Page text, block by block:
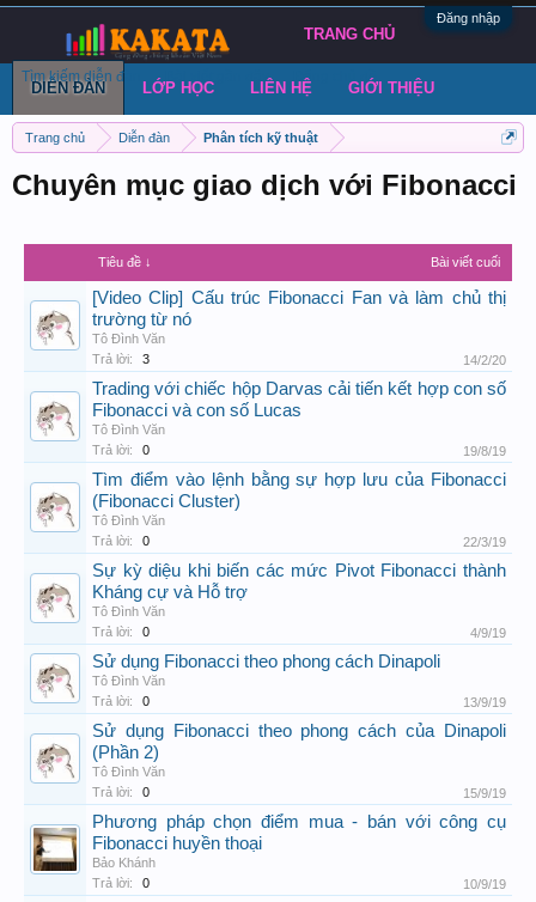
Đăng nhập
Trang chủ Diễn đàn Phân tích kỹ thuật
Chuyên mục giao dịch với Fibonacci
Tiêu đề ↓ Bài viết cuối
[Video Clip] Cấu trúc Fibonacci Fan và làm chủ thị
trường từ nó
Tô Đình Văn
Trả lời:
3 14/2/20
Trading với chiếc hộp Darvas cải tiến kết hợp con số
Fibonacci và con số Lucas
Tô Đình Văn
Trả lời:
0 19/8/19
Tìm điểm vào lệnh bằng sự hợp lưu của Fibonacci
(Fibonacci Cluster)
Tô Đình Văn
Trả lời:
0 22/3/19
Sự kỳ diệu khi biến các mức Pivot Fibonacci thành
Kháng cự và Hỗ trợ
Tô Đình Văn
Trả lời:
0 4/9/19
Sử dụng Fibonacci theo phong cách Dinapoli
Tô Đình Văn
Trả lời:
0 13/9/19
Sử dụng Fibonacci theo phong cách của Dinapoli
(Phần 2)
Tô Đình Văn
Trả lời:
0 15/9/19
Phương pháp chọn điểm mua - bán với công cụ
Fibonacci huyền thoại
Bảo Khánh
Trả lời:
0 10/9/19
TRANG CHỦ
DIỄN ĐÀN
Tìm kiếm diễn đàn Bài viết gần đây Đăng chủ đề
LỚP HỌC LIÊN HỆ GIỚI THIỆU